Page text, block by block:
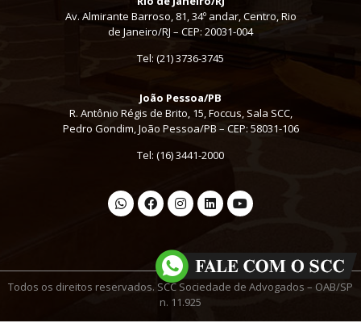
Av. Almirante Barroso, 81, 34º andar, Centro, Rio
de Janeiro/RJ – CEP: 20031-004
Tel: (21) 3736-3745
João Pessoa/PB
R. Antônio Régis de Brito, 15, Foccus, Sala SCC,
Pedro Gondim, João Pessoa/PB – CEP: 58031-106
Tel: (16) 3441-2000
Todos os direitos reservados. SCC Sociedade de Advogados – OAB/SP
n. 11.925